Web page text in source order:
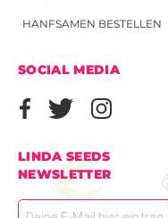
HANFSAMEN BESTELLEN
SOCIAL MEDIA
LINDA SEEDS
NEWSLETTER